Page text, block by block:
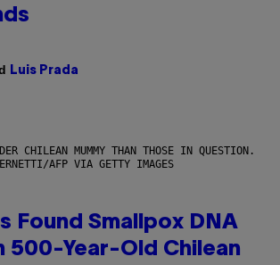
Luis Prada
CHILEAN MUMMY THAN THOSE IN QUESTION.
AFP VIA GETTY IMAGES
Found Smallpox DNA
500-Year-Old Chilean